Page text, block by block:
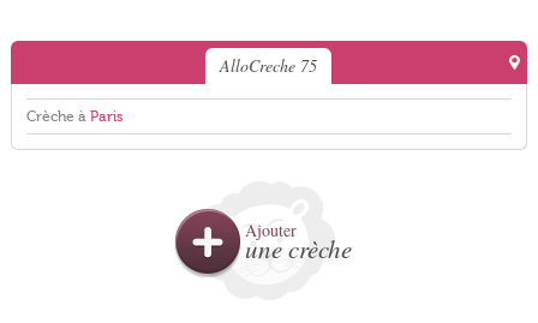
AlloCreche 75
Crèche à Paris
Ajouter
une crèche